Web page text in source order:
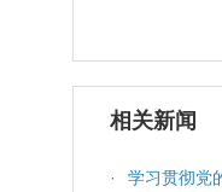
相关新闻
· 学习贯彻党